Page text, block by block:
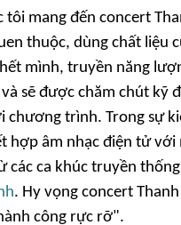
tôi mang đến concert
thuộc, dùng chất liệu
mình, truyền năng
sẽ được chăm chút kỹ
chương trình. Trong sự
hợp âm nhạc điện tử với
các ca khúc truyền
. Hy vọng concert
công rực rỡ".